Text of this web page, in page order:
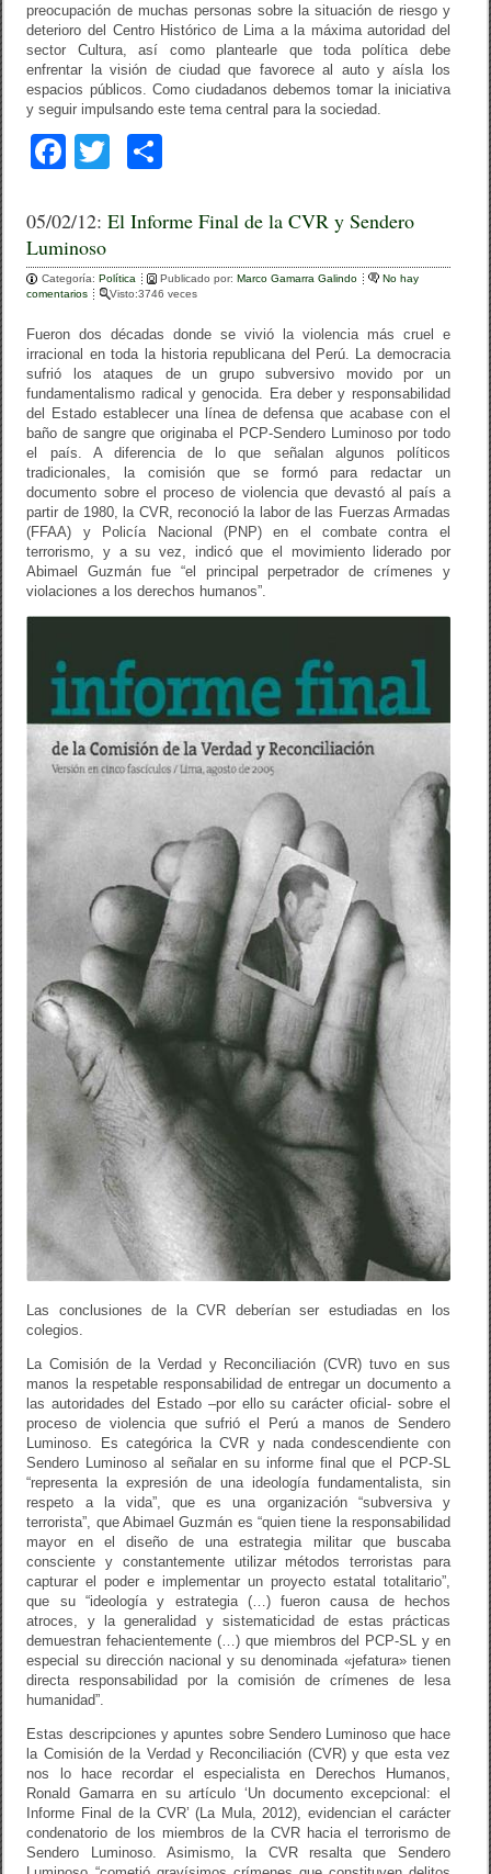
preocupación de muchas personas sobre la situación de riesgo y
deterioro del Centro Histórico de Lima a la máxima autoridad del
sector Cultura, así como plantearle que toda política debe
enfrentar la visión de ciudad que favorece al auto y aísla los
espacios públicos. Como ciudadanos debemos tomar la iniciativa
y seguir impulsando este tema central para la sociedad.
F
c
e
b
o
o
k
tt
er
m
p
ar
tir
05/02/12:El Informe Final de la CVR y Sendero
Luminoso
Categoría:Política Publicado por:Marco Gamarra Galindo
No hay
comentarios
Visto:3746 veces
Fueron dos décadas donde se vivió la violencia más cruel e
irracional en toda la historia republicana del Perú. La democracia
sufrió los ataques de un grupo subversivo movido por un
fundamentalismo radical y genocida. Era deber y responsabilidad
del Estado establecer una línea de defensa que acabase con el
baño de sangre que originaba el PCP-Sendero Luminoso por todo
el país. A diferencia de lo que señalan algunos políticos
tradicionales, la comisión que se formó para redactar un
documento sobre el proceso de violencia que devastó al país a
partir de 1980, la CVR, reconoció la labor de las Fuerzas Armadas
(FFAA) y Policía Nacional (PNP) en el combate contra el
terrorismo, y a su vez, indicó que el movimiento liderado por
Abimael Guzmán fue “el principal perpetrador de crímenes y
violaciones a los derechos humanos”.
Las conclusiones de la CVR deberían ser estudiadas en los
colegios.
La Comisión de la Verdad y Reconciliación (CVR) tuvo en sus
manos la respetable responsabilidad de entregar un documento a
las autoridades del Estado –por ello su carácter oficial- sobre el
proceso de violencia que sufrió el Perú a manos de Sendero
Luminoso. Es categórica la CVR y nada condescendiente con
Sendero Luminoso al señalar en su informe final que el PCP-SL
“representa la expresión de una ideología fundamentalista, sin
respeto a la vida”, que es una organización “subversiva y
terrorista”, que Abimael Guzmán es “quien tiene la responsabilidad
mayor en el diseño de una estrategia militar que buscaba
consciente y constantemente utilizar métodos terroristas para
capturar el poder e implementar un proyecto estatal totalitario”,
que su “ideología y estrategia (…) fueron causa de hechos
atroces, y la generalidad y sistematicidad de estas prácticas
demuestran fehacientemente (…) que miembros del PCP-SL y en
especial su dirección nacional y su denominada «jefatura» tienen
directa responsabilidad por la comisión de crímenes de lesa
humanidad”.
Estas descripciones y apuntes sobre Sendero Luminoso que hace
la Comisión de la Verdad y Reconciliación (CVR) y que esta vez
nos lo hace recordar el especialista en Derechos Humanos,
Ronald Gamarra en su artículo ‘Un documento excepcional: el
Informe Final de la CVR’ (La Mula, 2012), evidencian el carácter
condenatorio de los miembros de la CVR hacia el terrorismo de
Sendero Luminoso. Asimismo, la CVR resalta que Sendero